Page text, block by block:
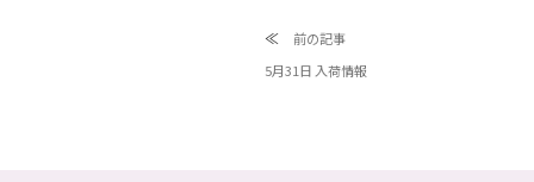
≪ 前の記事
5月31日 入荷情報